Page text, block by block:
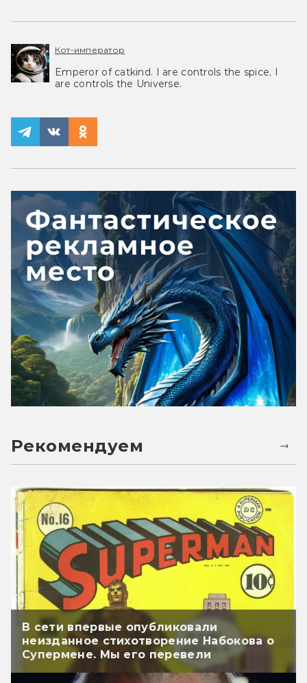
Кот-император
Emperor of catkind. I are controls the spice, I
are controls the Universe.
Рекомендуем
В сети впервые опубликовали
неизданное стихотворение Набокова о
Супермене. Мы его перевели